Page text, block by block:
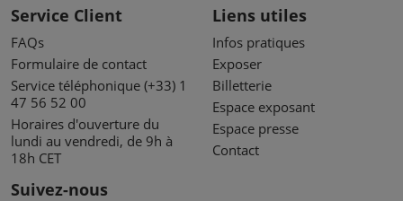
Service Client
FAQs
Formulaire de contact
Service téléphonique (+33) 1
47 56 52 00
Horaires d'ouverture du
lundi au vendredi, de 9h à
18h CET
Liens utiles
Infos pratiques
Exposer
Billetterie
Espace exposant
Espace presse
Contact
Suivez-nous